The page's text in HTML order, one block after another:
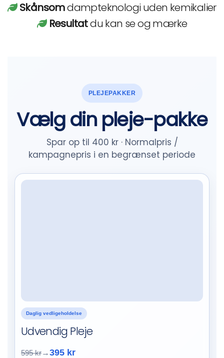
Skånsomdampteknologi uden kemikalier
Resultatdu kan se og mærke
PLEJEPAKKER
Vælg din pleje-pakke
Spar op til 400 kr · Normalpris /
kampagnepris i en begrænset periode
Daglig vedligeholdelse
Udvendig Pleje
595 kr→395 kr